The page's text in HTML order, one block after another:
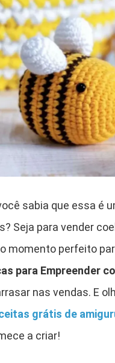
sabia que essa é
Seja para vender
momento perfeito
para Empreender
nas vendas. E
grátis de
a criar!